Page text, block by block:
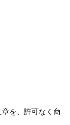
を、許可なく商